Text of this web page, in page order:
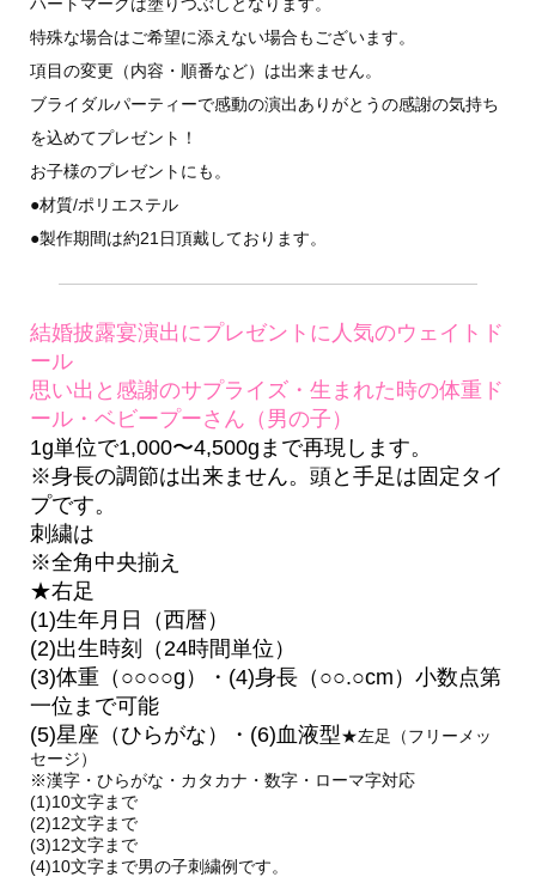
ハートマークは塗りつぶしとなります。
特殊な場合はご希望に添えない場合もございます。
項目の変更（内容・順番など）は出来ません。
ブライダルパーティーで感動の演出ありがとうの感謝の気持ち
を込めてプレゼント！
お子様のプレゼントにも。
●材質/ポリエステル
●製作期間は約21日頂戴しております。
結婚披露宴演出にプレゼントに人気のウェイトド
ール
思い出と感謝のサプライズ・生まれた時の体重ド
ール・ベビープーさん（男の子）
1g単位で1,000〜4,500gまで再現します。
※身長の調節は出来ません。頭と手足は固定タイ
プです。
刺繍は
※全角中央揃え
★右足
(1)生年月日（西暦）
(2)出生時刻（24時間単位）
(3)体重（○○○○g）・(4)身長（○○.○cm）小数点第
一位まで可能
(5)星座（ひらがな）・(6)血液型★左足（フリーメッ
セージ）
※漢字・ひらがな・カタカナ・数字・ローマ字対応
(1)10文字まで
(2)12文字まで
(3)12文字まで
(4)10文字まで男の子刺繍例です。